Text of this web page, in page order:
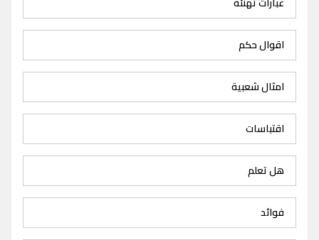
اقوال حكم
امثال شعبية
اقتباسات
هل تعلم
فوائد